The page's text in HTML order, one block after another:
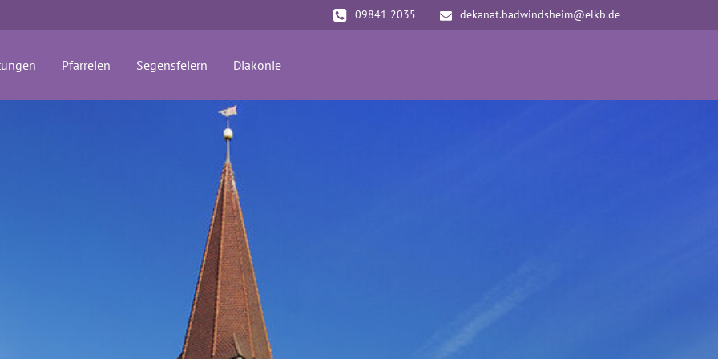
09841 2035 dekanat.badwindsheim@elkb.de
Pfarreien Segensfeiern Diakonie